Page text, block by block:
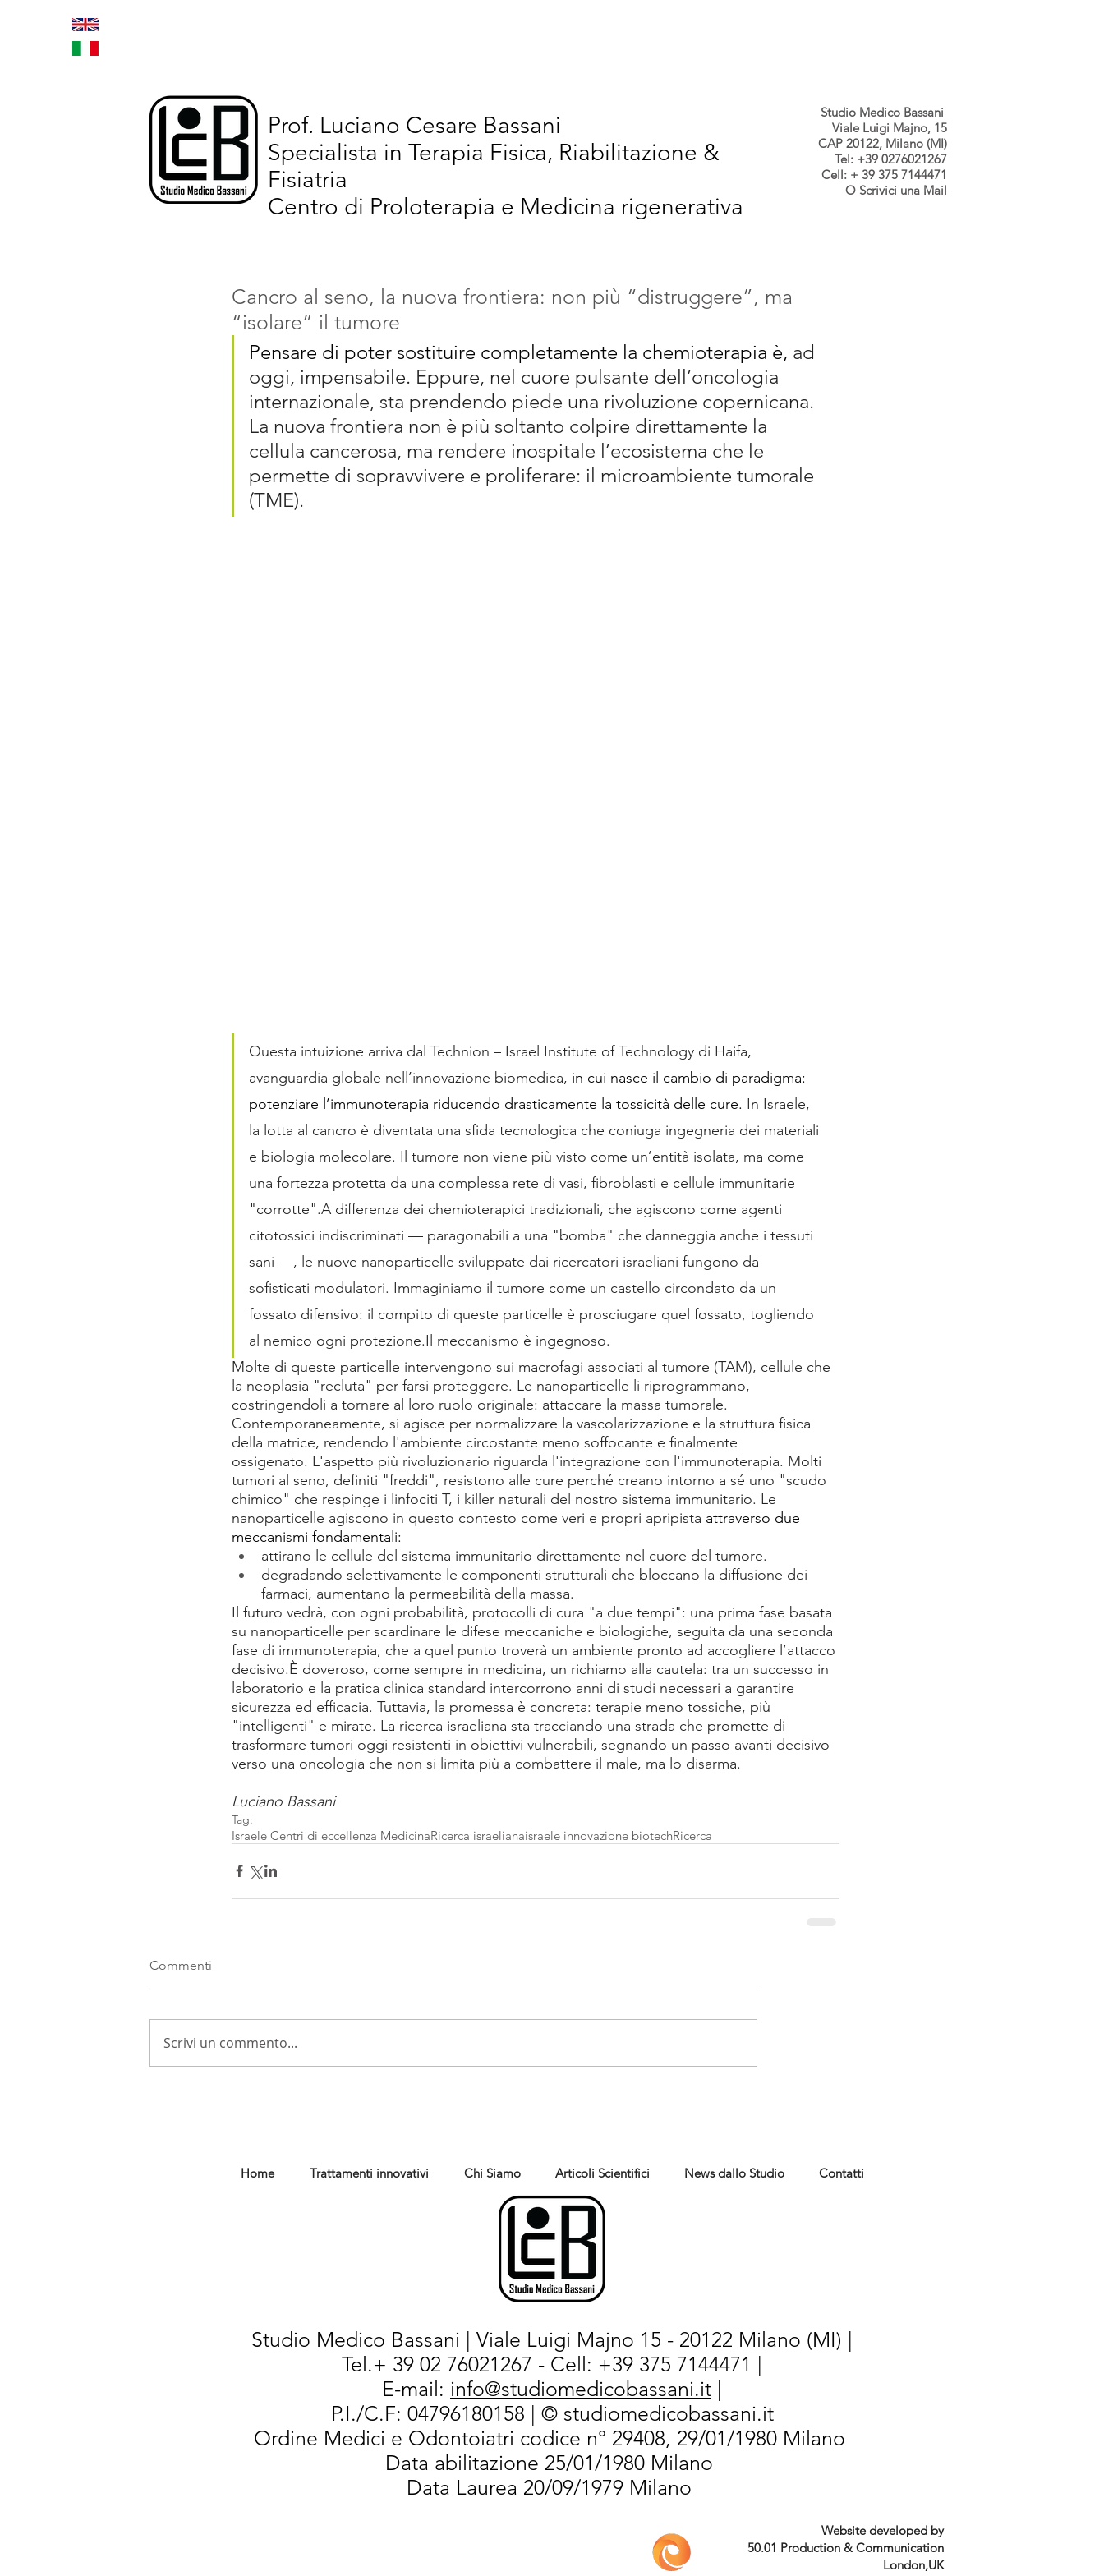
Prof. Luciano Cesare Bassani
Specialista in Terapia Fisica, Riabilitazione &
Fisiatria
Centro di Proloterapia e Medicina rigenerativa
Studio Medico Bassani
Viale Luigi Majno, 15
CAP 20122, Milano (MI)
Tel: +39 0276021267
Cell: + 39 375 7144471
O Scrivici una Mail
Cancro al seno, la nuova frontiera: non più “distruggere”, ma
“isolare” il tumore
Pensare di poter sostituire completamente la chemioterapia è, ad
oggi, impensabile. Eppure, nel cuore pulsante dell’oncologia
internazionale, sta prendendo piede una rivoluzione copernicana.
La nuova frontiera non è più soltanto colpire direttamente la
cellula cancerosa, ma rendere inospitale l’ecosistema che le
permette di sopravvivere e proliferare: il microambiente tumorale
(TME).
Questa intuizione arriva dal Technion – Israel Institute of Technology di Haifa,
avanguardia globale nell’innovazione biomedica, in cui nasce il cambio di paradigma:
potenziare l’immunoterapia riducendo drasticamente la tossicità delle cure. In Israele,
la lotta al cancro è diventata una sfida tecnologica che coniuga ingegneria dei materiali
e biologia molecolare. Il tumore non viene più visto come un’entità isolata, ma come
una fortezza protetta da una complessa rete di vasi, fibroblasti e cellule immunitarie
"corrotte".A differenza dei chemioterapici tradizionali, che agiscono come agenti
citotossici indiscriminati — paragonabili a una "bomba" che danneggia anche i tessuti
sani —, le nuove nanoparticelle sviluppate dai ricercatori israeliani fungono da
sofisticati modulatori. Immaginiamo il tumore come un castello circondato da un
fossato difensivo: il compito di queste particelle è prosciugare quel fossato, togliendo
al nemico ogni protezione.Il meccanismo è ingegnoso.
Molte di queste particelle intervengono sui macrofagi associati al tumore (TAM), cellule che
la neoplasia "recluta" per farsi proteggere. Le nanoparticelle li riprogrammano,
costringendoli a tornare al loro ruolo originale: attaccare la massa tumorale.
Contemporaneamente, si agisce per normalizzare la vascolarizzazione e la struttura fisica
della matrice, rendendo l'ambiente circostante meno soffocante e finalmente
ossigenato. L'aspetto più rivoluzionario riguarda l'integrazione con l'immunoterapia. Molti
tumori al seno, definiti "freddi", resistono alle cure perché creano intorno a sé uno "scudo
chimico" che respinge i linfociti T, i killer naturali del nostro sistema immunitario. Le
nanoparticelle agiscono in questo contesto come veri e propri apripista attraverso due
meccanismi fondamentali:
attirano le cellule del sistema immunitario direttamente nel cuore del tumore.
degradando selettivamente le componenti strutturali che bloccano la diffusione dei
farmaci, aumentano la permeabilità della massa.
Il futuro vedrà, con ogni probabilità, protocolli di cura "a due tempi": una prima fase basata
su nanoparticelle per scardinare le difese meccaniche e biologiche, seguita da una seconda
fase di immunoterapia, che a quel punto troverà un ambiente pronto ad accogliere l’attacco
decisivo.È doveroso, come sempre in medicina, un richiamo alla cautela: tra un successo in
laboratorio e la pratica clinica standard intercorrono anni di studi necessari a garantire
sicurezza ed efficacia. Tuttavia, la promessa è concreta: terapie meno tossiche, più
"intelligenti" e mirate. La ricerca israeliana sta tracciando una strada che promette di
trasformare tumori oggi resistenti in obiettivi vulnerabili, segnando un passo avanti decisivo
verso una oncologia che non si limita più a combattere il male, ma lo disarma.
Luciano Bassani
Tag:
Israele Centri di eccellenza MedicinaRicerca israelianaisraele innovazione biotechRicerca
Commenti
Scrivi un commento...
Home Trattamenti innovativi Chi Siamo Articoli Scientifici News dallo Studio Contatti
Studio Medico Bassani | Viale Luigi Majno 15 - 20122 Milano (MI) |
Tel.+ 39 02 76021267 - Cell: +39 375 7144471 |
E-mail: info@studiomedicobassani.it |
P.I./C.F: 04796180158 | © studiomedicobassani.it
Ordine Medici e Odontoiatri codice n° 29408, 29/01/1980 Milano
Data abilitazione 25/01/1980 Milano
Data Laurea 20/09/1979 Milano
Website developed by
50.01 Production & Communication
London,UK